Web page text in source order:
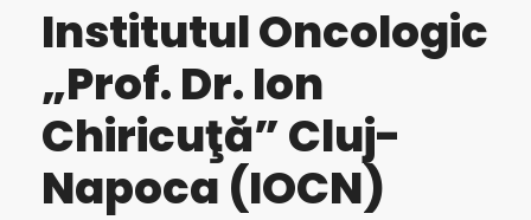
Institutul Oncologic
„Prof. Dr. Ion
Chiricuţă” Cluj-
Napoca (IOCN)